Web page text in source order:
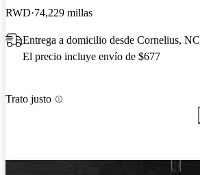
RWD 74,229 millas
Entrega a domicilio desde Cornelius, NC
El precio incluye envío de $677
Trato justo